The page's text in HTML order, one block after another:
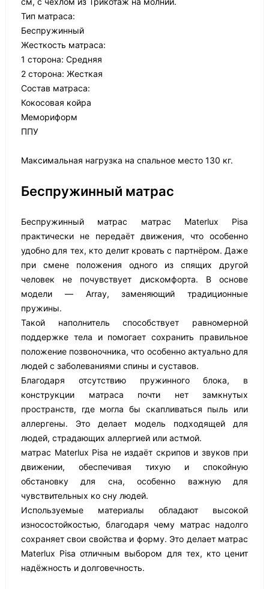
Тип матраса:
Беспружинный
Жесткость матраса:
1 сторона: Средняя
2 сторона: Жесткая
Состав матраса:
Кокосовая койра
Мемориформ
ППУ
Максимальная нагрузка на спальное место 130 кг.
Беспружинный матрас
Беспружинный матрас матрас Materlux Pisa
практически не передаёт движения, что особенно
удобно для тех, кто делит кровать с партнёром. Даже
при смене положения одного из спящих другой
человек не почувствует дискомфорта. В основе
модели — Array, заменяющий традиционные
пружины.
Такой наполнитель способствует равномерной
поддержке тела и помогает сохранить правильное
положение позвоночника, что особенно актуально для
людей с заболеваниями спины и суставов.
Благодаря отсутствию пружинного блока, в
конструкции матраса почти нет замкнутых
пространств, где могла бы скапливаться пыль или
аллергены. Это делает модель подходящей для
людей, страдающих аллергией или астмой.
матрас Materlux Pisa не издаёт скрипов и звуков при
движении, обеспечивая тихую и спокойную
обстановку для сна, особенно важную для
чувствительных ко сну людей.
Используемые материалы обладают высокой
износостойкостью, благодаря чему матрас надолго
сохраняет свои свойства и форму. Это делает матрас
Materlux Pisa отличным выбором для тех, кто ценит
надёжность и долговечность.